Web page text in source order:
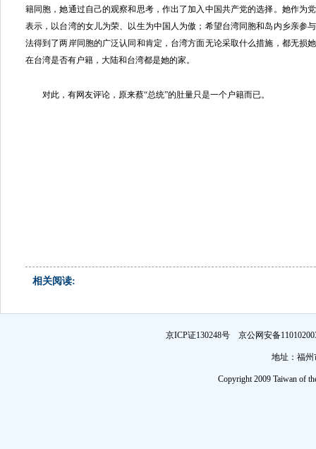
籍同胞，她通过自己的观察和思考，作出了加入中国共产党的选择。她作为
表示，以台湾的女儿为荣、以生为中国人为傲；希望台湾同胞和岛内乡亲参
法得到了两岸同胞的广泛认同和肯定，台湾方面无论采取什么措施，都无损
在台湾是否有户籍，大陆和台湾都是她的家。
对此，有网友评论，原来蔡“总统”的肚量只是一个户籍而已。
相关阅读:
京ICP证130248号 京公网安备
地址：福州
Copyright 2009 Taiwan of